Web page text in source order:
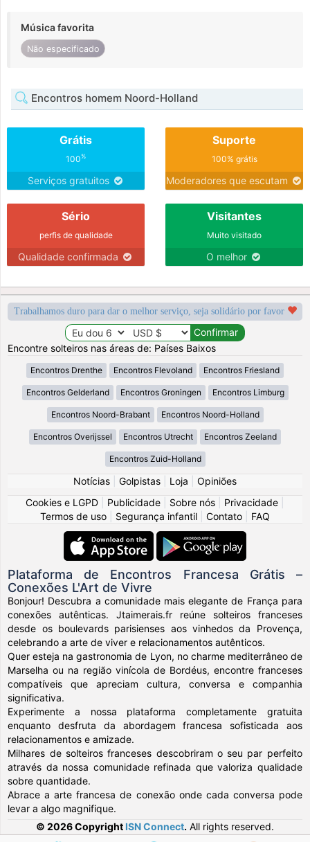
Música favorita
Não especificado
Encontros homem Noord-Holland
Grátis
100%
Serviços gratuitos
Suporte
100% grátis
Moderadores que escutam
Sério
perfis de qualidade
Qualidade confirmada
Visitantes
Muito visitado
O melhor
Trabalhamos duro para dar o melhor serviço, seja solidário por favor
Encontre solteiros nas áreas de: Países Baixos
Encontros Drenthe Encontros Flevoland Encontros Friesland
Encontros Gelderland Encontros Groningen Encontros Limburg
Encontros Noord-Brabant Encontros Noord-Holland
Encontros Overijssel Encontros Utrecht Encontros Zeeland
Encontros Zuid-Holland
Notícias Golpistas Loja
Opiniões
Cookies e LGPD
Publicidade Sobre nós Privacidade
Termos de uso
Segurança infantil Contato FAQ
Plataforma de Encontros Francesa Grátis –
Conexões L'Art de Vivre
Bonjour! Descubra a comunidade mais elegante de França para
conexões autênticas. Jtaimerais.fr reúne solteiros franceses
desde os boulevards parisienses aos vinhedos da Provença,
celebrando a arte de viver e relacionamentos autênticos.
Quer esteja na gastronomia de Lyon, no charme mediterrâneo de
Marselha ou na região vinícola de Bordéus, encontre franceses
compatíveis que apreciam cultura, conversa e companhia
significativa.
Experimente a nossa plataforma completamente gratuita
enquanto desfruta da abordagem francesa sofisticada aos
relacionamentos e amizade.
Milhares de solteiros franceses descobriram o seu par perfeito
através da nossa comunidade refinada que valoriza qualidade
sobre quantidade.
Abrace a arte francesa de conexão onde cada conversa pode
levar a algo magnifique.
© 2026 Copyright ISN Connect. All rights reserved.